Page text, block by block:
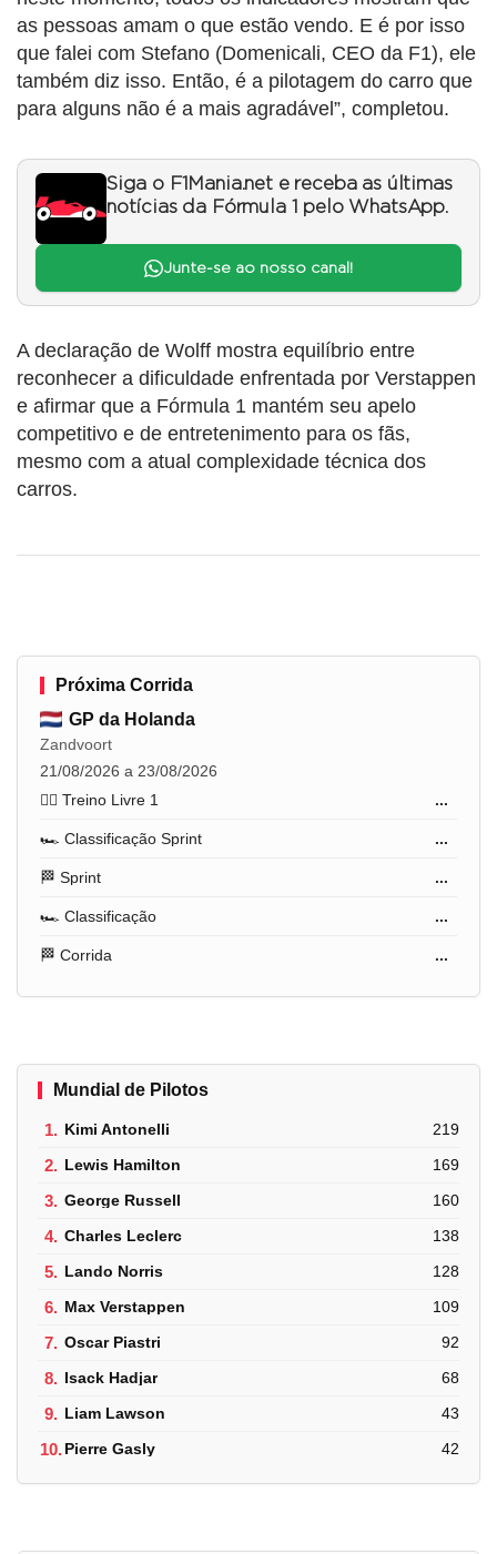
as pessoas amam o que estão vendo. E é por isso
que falei com Stefano (Domenicali, CEO da F1), ele
também diz isso. Então, é a pilotagem do carro que
para alguns não é a mais agradável”, completou.
Siga o F1Mania.net e receba as últimas
notícias da Fórmula 1 pelo WhatsApp.
Junte-se ao nosso canal!
A declaração de Wolff mostra equilíbrio entre
reconhecer a dificuldade enfrentada por Verstappen
e afirmar que a Fórmula 1 mantém seu apelo
competitivo e de entretenimento para os fãs,
mesmo com a atual complexidade técnica dos
carros.
Próxima Corrida
GP da Holanda
Zandvoort
21/08/2026 a 23/08/2026
🏋️‍♂️ Treino Livre 1
...
🏎️ Classificação Sprint ...
🏁 Sprint ...
🏎️ Classificação ...
🏁 Corrida ...
Mundial de Pilotos
1. Kimi Antonelli 219
2. Lewis Hamilton 169
3. George Russell 160
4. Charles Leclerc 138
5. Lando Norris 128
6. Max Verstappen 109
7. Oscar Piastri 92
8. Isack Hadjar 68
9. Liam Lawson 43
10.Pierre Gasly 42